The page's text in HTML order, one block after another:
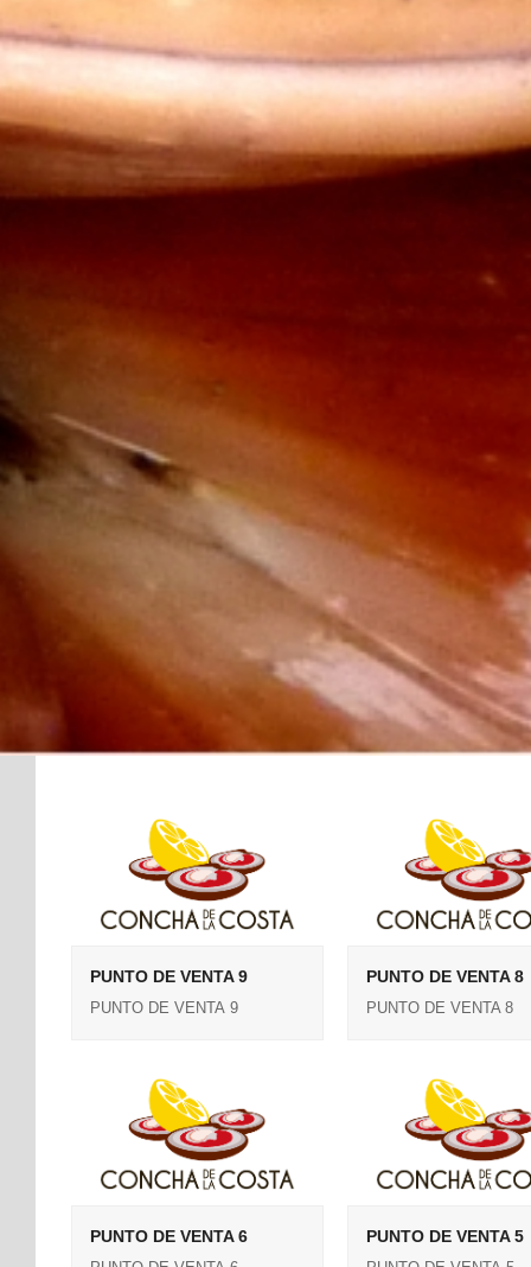
PUNTO DE VENTA 9
PUNTO DE VENTA 9
PUNTO DE VENTA 8
PUNTO DE VENTA 8
PUNTO DE VENTA 6 PUNTO DE VENTA 5